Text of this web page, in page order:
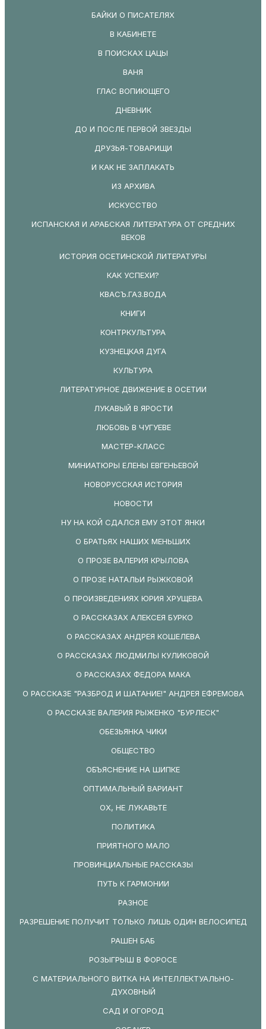
БАЙКИ О ПИСАТЕЛЯХ
В КАБИНЕТЕ
В ПОИСКАХ ЦАЦЫ
ВАНЯ
ГЛАС ВОПИЮЩЕГО
ДНЕВНИК
ДО И ПОСЛЕ ПЕРВОЙ ЗВЕЗДЫ
ДРУЗЬЯ-ТОВАРИЩИ
И КАК НЕ ЗАПЛАКАТЬ
ИЗ АРХИВА
ИСКУССТВО
ИСПАНСКАЯ И АРАБСКАЯ ЛИТЕРАТУРА ОТ СРЕДНИХ
ВЕКОВ
ИСТОРИЯ ОСЕТИНСКОЙ ЛИТЕРАТУРЫ
КАК УСПЕХИ?
КВАСЪ.ГАЗ.ВОДА
КНИГИ
КОНТРКУЛЬТУРА
КУЗНЕЦКАЯ ДУГА
КУЛЬТУРА
ЛИТЕРАТУРНОЕ ДВИЖЕНИЕ В ОСЕТИИ
ЛУКАВЫЙ В ЯРОСТИ
ЛЮБОВЬ В ЧУГУЕВЕ
МАСТЕР-КЛАСС
МИНИАТЮРЫ ЕЛЕНЫ ЕВГЕНЬЕВОЙ
НОВОРУССКАЯ ИСТОРИЯ
НОВОСТИ
НУ НА КОЙ СДАЛСЯ ЕМУ ЭТОТ ЯНКИ
О БРАТЬЯХ НАШИХ МЕНЬШИХ
О ПРОЗЕ ВАЛЕРИЯ КРЫЛОВА
О ПРОЗЕ НАТАЛЬИ РЫЖКОВОЙ
О ПРОИЗВЕДЕНИЯХ ЮРИЯ ХРУЩЕВА
О РАССКАЗАХ АЛЕКСЕЯ БУРКО
О РАССКАЗАХ АНДРЕЯ КОШЕЛЕВА
О РАССКАЗАХ ЛЮДМИЛЫ КУЛИКОВОЙ
О РАССКАЗАХ ФЕДОРА МАКА
О РАССКАЗЕ "РАЗБРОД И ШАТАНИЕ!" АНДРЕЯ ЕФРЕМОВА
О РАССКАЗЕ ВАЛЕРИЯ РЫЖЕНКО "БУРЛЕСК"
ОБЕЗЬЯНКА ЧИКИ
ОБЩЕСТВО
ОБЪЯСНЕНИЕ НА ШИПКЕ
ОПТИМАЛЬНЫЙ ВАРИАНТ
ОХ, НЕ ЛУКАВЬТЕ
ПОЛИТИКА
ПРИЯТНОГО МАЛО
ПРОВИНЦИАЛЬНЫЕ РАССКАЗЫ
ПУТЬ К ГАРМОНИИ
РАЗНОЕ
РАЗРЕШЕНИЕ ПОЛУЧИТ ТОЛЬКО ЛИШЬ ОДИН ВЕЛОСИПЕД
РАШЕН БАБ
РОЗЫГРЫШ В ФОРОСЕ
С МАТЕРИАЛЬНОГО ВИТКА НА ИНТЕЛЛЕКТУАЛЬНО-
ДУХОВНЫЙ
САД И ОГОРОД